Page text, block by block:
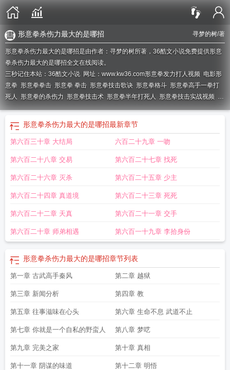
寻梦的树/著
形意拳杀伤力最大的是哪招
形意拳杀伤力最大的是哪招是由作者：寻梦的树所著，36酷文小说免费提供形意
拳杀伤力最大的是哪招全文在线阅读。
三秒记住本站：36酷文小说 网址：www.kw36.com形意拳发力打人视频 电影形
意拳 形意拳拳击 形意拳 拳击 形意拳技击歌诀 形意拳格斗 形意拳高手一拳打
死人 形意拳的杀伤力 形意拳技击术 形意拳半年打死人 形意拳技击实战视频 形
意拳杀伤力形意拳的杀招形意拳术形意拳打斗视频形意拳必杀技形意杀拳寻
形意拳对打 形意拳杀伤力最大的是哪招
战 形意拳能打死人吗
击形意拳头打形意杀招 形意拳一拳打死人形意拳格斗视频
形意拳杀伤力最大的是哪招最新章节
第六百三十章 大结局 六百二十九章 一吻
第六百二十八章 交易 第六百二十七章 找死
第六百二十六章 灭杀 第六百二十五章 少主
第六百二十四章 真道境 第六百二十三章 死死
第六百二十二章 天真 第六百二十一章 交手
第六百二十章 师弟相遇 第六百一十九章 李拾身份
形意拳杀伤力最大的是哪招章节列表
第一章 古武高手秦风 第二章 越狱
第三章 新闻分析 第四章 教
第五章 往事滋味在心头 第六章 生命不息 武道不止
第七章 你就是一个自私的野蛮人 第八章 梦呓
第九章 完美之家 第十章 真相
第十一章 阴谋的味道 第十二章 明悟